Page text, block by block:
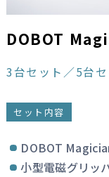
DOBOT
3台セット／5台
セット内容
DOBOT
小型電磁グリッ